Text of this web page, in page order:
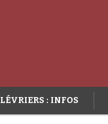
LÉVRIERS : INFOS